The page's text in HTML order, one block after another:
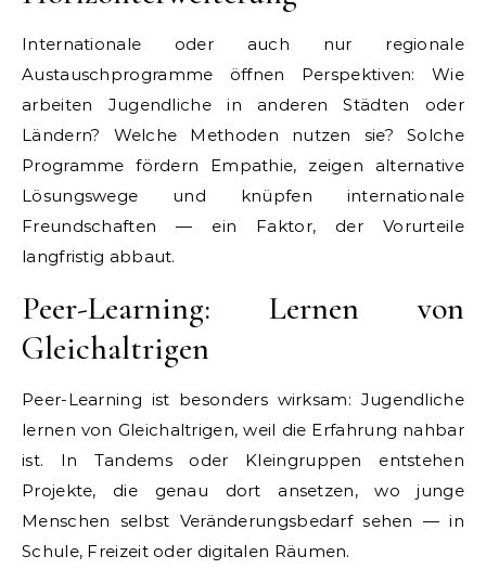
Internationale oder auch nur regionale
Austauschprogramme öffnen Perspektiven: Wie
arbeiten Jugendliche in anderen Städten oder
Ländern? Welche Methoden nutzen sie? Solche
Programme fördern Empathie, zeigen alternative
Lösungswege und knüpfen internationale
Freundschaften — ein Faktor, der Vorurteile
langfristig abbaut.
Peer-Learning: Lernen von
Gleichaltrigen
Peer-Learning ist besonders wirksam: Jugendliche
lernen von Gleichaltrigen, weil die Erfahrung nahbar
ist. In Tandems oder Kleingruppen entstehen
Projekte, die genau dort ansetzen, wo junge
Menschen selbst Veränderungsbedarf sehen — in
Schule, Freizeit oder digitalen Räumen.